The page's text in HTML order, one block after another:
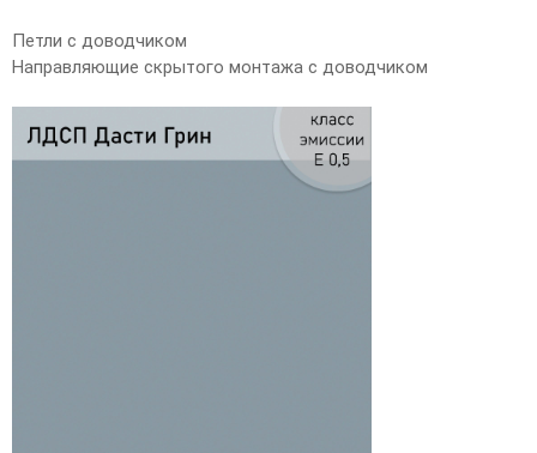
Петли с доводчиком
Направляющие скрытого монтажа с доводчиком